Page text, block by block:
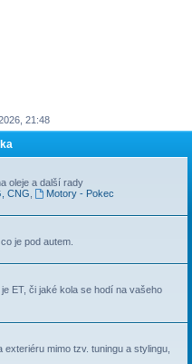
21:48
oleje a další rady
CNG
Motory - Pokec
je pod autem.
ET, či jaké kola se hodí na vašeho
mimo tzv. tuningu a stylingu,